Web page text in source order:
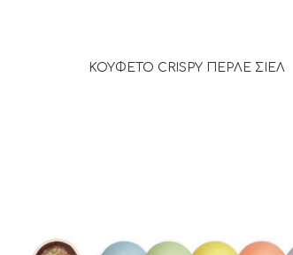
ΔΙΑΒΆΣΤΕ ΠΕΡΙΣΣΌΤΕΡΑ
ΚΟΥΦΕΤΟ CRISPY ΠΕΡΛΕ ΣΙΕΛ